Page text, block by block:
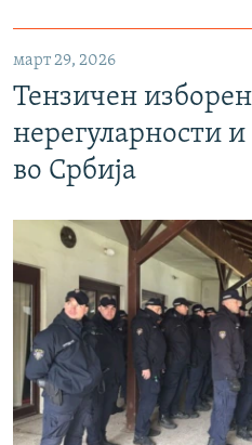
март 29, 2026
Тензичен
нерегуларности
во Србија